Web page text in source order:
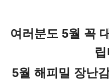
여러분도 5월 꼭
5월 해피밀 장난